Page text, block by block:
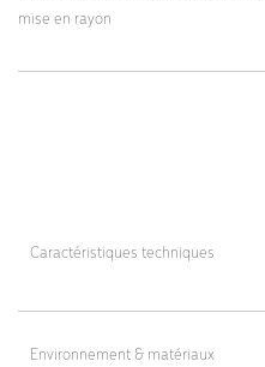
mise en rayon
Caractéristiques techniques
Dimensions totales (L x l x h) -
- 3LG : 500 x 40 x 800 mm
Environnement & matériaux